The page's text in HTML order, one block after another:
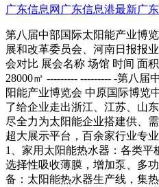
广东信息网 广东信息港最新广
第八届中部国际太阳能产业博
展和改革委员会、河南日报报
会对比 展会名称 场馆 时间 面
28000㎡ --------- --------- -第八
阳能产业博览会 中原国际博览
了给企业走出浙江、江苏、山
尽全力为太阳能企业搭建供、
超大展示平台，百余家行业专
1、家用太阳能热水器：各类
选择性吸收薄膜，增加泵、多
备：太阳能热水器生产线，集